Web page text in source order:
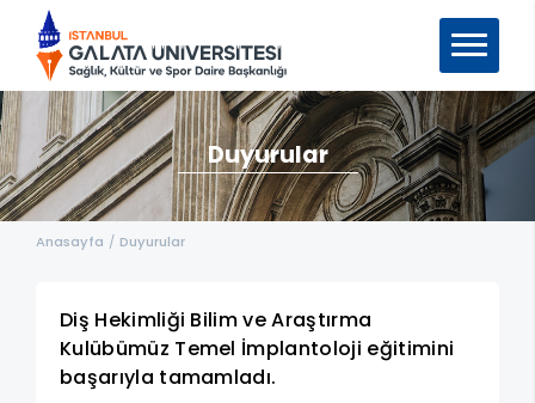
Duyurular
Anasayfa / Duyurular
Diş Hekimliği Bilim ve Araştırma
Kulübümüz Temel İmplantoloji eğitimini
başarıyla tamamladı.